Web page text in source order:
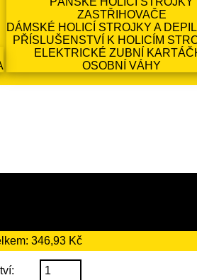
ZASTŘIHOVAČE
DÁMSKÉ HOLICÍ STROJKY A
PŘÍSLUŠENSTVÍ K HOLICÍM
ELEKTRICKÉ ZUBNÍ
OSOBNÍ VÁHY
346,93 Kč